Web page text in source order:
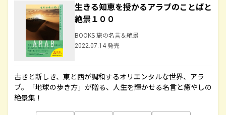
生きる知恵を授かるアラブのことばと
絶景１００
BOOKS 旅の名言＆絶景
2022.07.14 発売
古きと新しき、東と西が調和するオリエンタルな世界、アラ
ブ。「地球の歩き方」が贈る、人生を輝かせる名言と癒やしの
絶景集！